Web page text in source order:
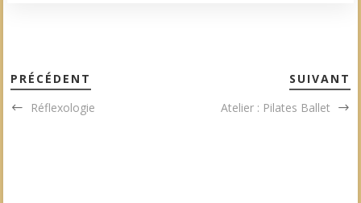
PRÉCÉDENT
Réflexologie
SUIVANT
Atelier : Pilates Ballet